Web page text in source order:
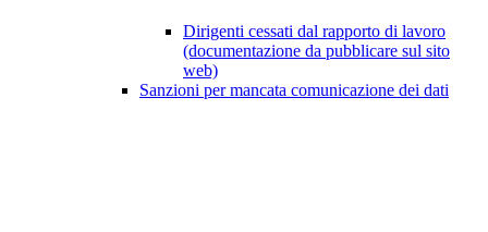
Dirigenti cessati dal rapporto di lavoro
(documentazione da pubblicare sul sito
web)
Sanzioni per mancata comunicazione dei dati